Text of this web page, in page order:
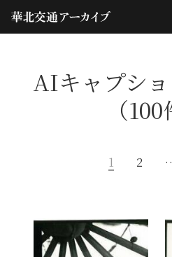
AIキャプシ
（100
1 2